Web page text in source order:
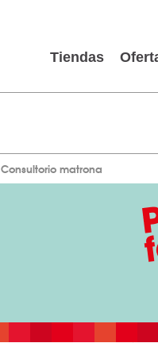
Tiendas
Consultorio matrona